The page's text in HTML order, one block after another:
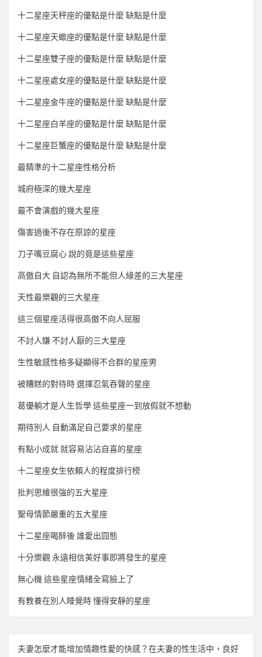
十二星座天秤座的優點是什麼 缺點是什麼
十二星座天蠍座的優點是什麼 缺點是什麼
十二星座雙子座的優點是什麼 缺點是什麼
十二星座處女座的優點是什麼 缺點是什麼
十二星座金牛座的優點是什麼 缺點是什麼
十二星座白羊座的優點是什麼 缺點是什麼
十二星座巨蟹座的優點是什麼 缺點是什麼
最精準的十二星座性格分析
城府極深的幾大星座
最不會演戲的幾大星座
傷害過後不存在原諒的星座
刀子嘴豆腐心 說的竟是這些星座
高傲自大 自認為無所不能但人緣差的三大星座
天性最樂觀的三大星座
這三個星座活得很高傲不向人屈服
不討人嫌 不討人厭的三大星座
生性敏感性格多疑顯得不合群的星座男
被糟糕的對待時 選擇忍氣吞聲的星座
葛優躺才是人生哲學 這些星座一到放假就不想動
期待別人 自動滿足自己要求的星座
有點小成就 就容易沾沾自喜的星座
十二星座女生依賴人的程度排行榜
批判思維很強的五大星座
聖母情節嚴重的五大星座
十二星座喝醉後 誰愛出囧態
十分樂觀 永遠相信美好事即將發生的星座
無心機 這些星座情緒全寫臉上了
有教養在別人睡覺時 懂得安靜的星座
夫妻怎麼才能增加情趣性愛的快感？在夫妻的性生活中，良好